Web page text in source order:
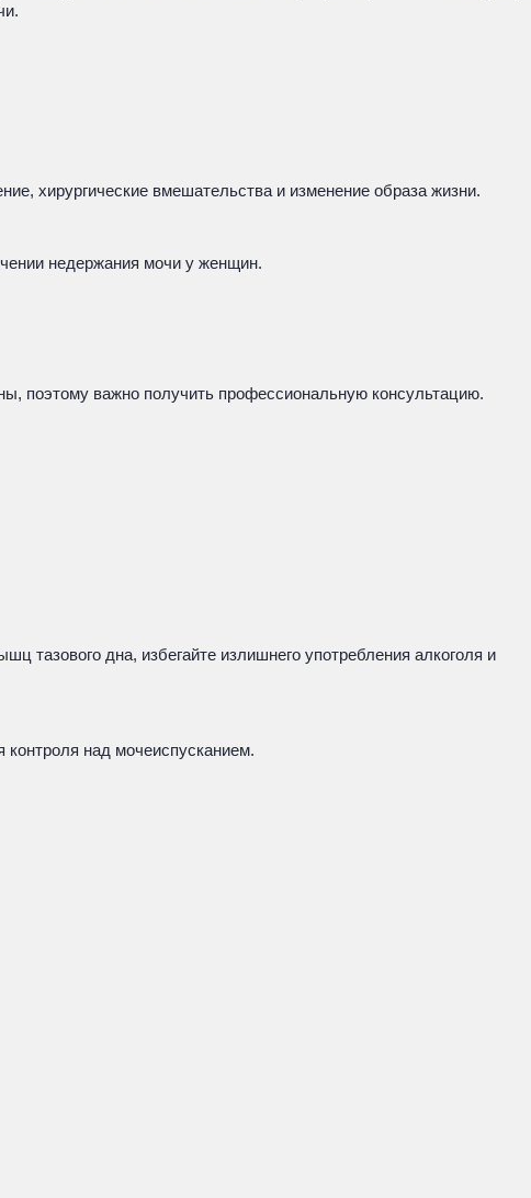
хирургические вмешательства и изменение образа жизни.
недержания мочи у женщин.
поэтому важно получить профессиональную консультацию.
тазового дна, избегайте излишнего употребления алкоголя и
контроля над мочеиспусканием.